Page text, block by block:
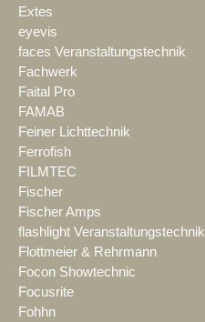
Extes
eyevis
faces Veranstaltungstechnik
Fachwerk
Faital Pro
FAMAB
Feiner Lichttechnik
Ferrofish
FILMTEC
Fischer
Fischer Amps
flashlight Veranstaltungstechnik
Flottmeier & Rehrmann
Focon Showtechnic
Focusrite
Fohhn